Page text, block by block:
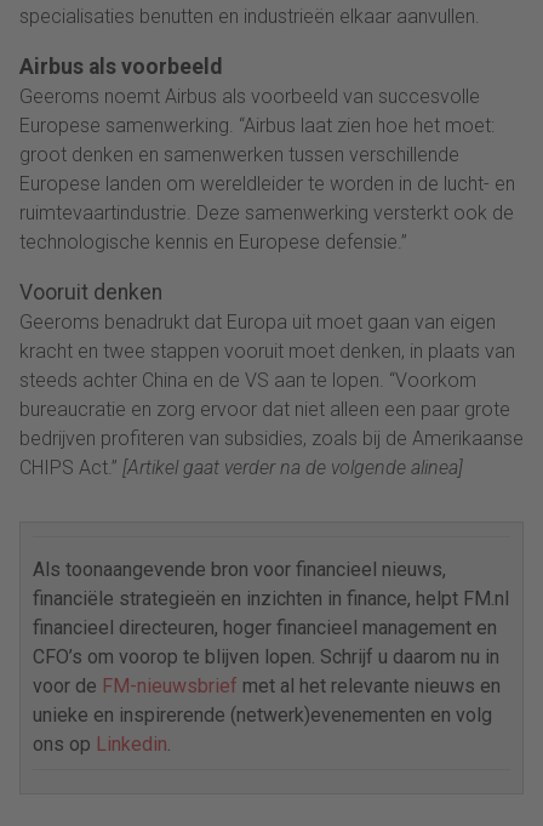
specialisaties benutten en industrieën elkaar aanvullen.
Airbus als voorbeeld
Geeroms noemt Airbus als voorbeeld van succesvolle
Europese samenwerking. “Airbus laat zien hoe het moet:
groot denken en samenwerken tussen verschillende
Europese landen om wereldleider te worden in de lucht- en
ruimtevaartindustrie. Deze samenwerking versterkt ook de
technologische kennis en Europese defensie.”
Vooruit denken
Geeroms benadrukt dat Europa uit moet gaan van eigen
kracht en twee stappen vooruit moet denken, in plaats van
steeds achter China en de VS aan te lopen. “Voorkom
bureaucratie en zorg ervoor dat niet alleen een paar grote
bedrijven profiteren van subsidies, zoals bij de Amerikaanse
CHIPS Act.” [Artikel gaat verder na de volgende alinea]
Als toonaangevende bron voor financieel nieuws,
financiële strategieën en inzichten in finance, helpt FM.nl
financieel directeuren, hoger financieel management en
CFO’s om voorop te blijven lopen. Schrijf u daarom nu in
voor de FM-nieuwsbrief met al het relevante nieuws en
unieke en inspirerende (netwerk)evenementen en volg
ons op Linkedin.